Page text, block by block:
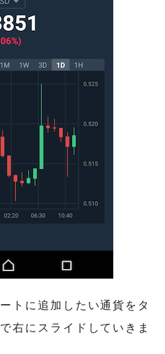
トに追加したい通貨をタ
右にスライドしていきま